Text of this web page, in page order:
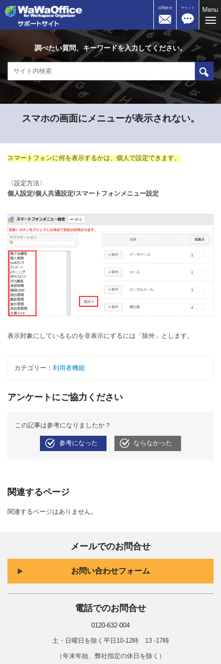
お問合わせ チャット
Menu
調べたい質問、キーワードを入力してください。
スマホの画面にメニューが表示されない。
スマートフォンに何を表示するかは、個人で設定できます。
〈設定方法〉
個人設定/個人共通設定/スマートフォンメニュー設定
表示対象にしているものを非表示にするには「除外」とします。
カテゴリー： 利用者機能
アンケートにご協力ください
この記事は参考になりましたか？
参考になった ならなかった
関連するページ
関連するページはありません。
メールでのお問合せ
お問い合わせフォーム
電話でのお問合せ
0120-632-004
土・日曜日を除く平日10-12時 13 -17時
（年末年始、弊社指定の休日を除く）